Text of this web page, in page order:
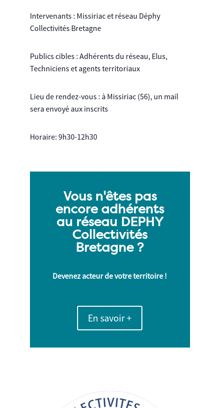
Intervenants : Missiriac et réseau Déphy
Collectivités Bretagne
Publics cibles : Adhérents du réseau, Elus,
Techniciens et agents territoriaux
Lieu de rendez-vous : à Missiriac (56), un mail
sera envoyé aux inscrits
Horaire: 9h30-12h30
Vous n'êtes pas
encore adhérents
au réseau DEPHY
Collectivités
Bretagne ?
Devenez acteur de votre territoire !
En savoir +